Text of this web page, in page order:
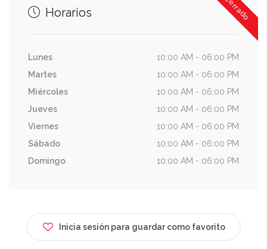
Cerrado
Horarios
Lunes
10:00 AM - 06:00 PM
Martes
10:00 AM - 06:00 PM
Miércoles
10:00 AM - 06:00 PM
Jueves
10:00 AM - 06:00 PM
Viernes
10:00 AM - 06:00 PM
Sábado
10:00 AM - 06:00 PM
Domingo
10:00 AM - 06:00 PM
Inicia sesión para guardar como favorito